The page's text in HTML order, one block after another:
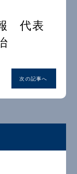
代表
次の記事へ